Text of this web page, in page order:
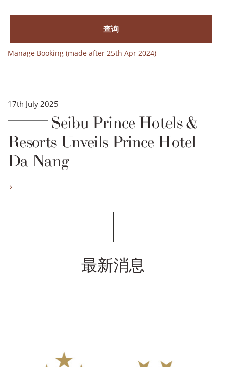
查询
Manage Booking (made after 25th Apr 2024)
17th July 2025
Seibu Prince Hotels &
Resorts Unveils Prince Hotel
Da Nang
最新消息